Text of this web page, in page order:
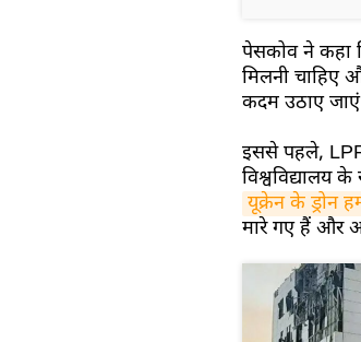
पेसकोव ने कहा
मिलनी चाहिए
कदम उठाए
इससे पहले,
विश्वविद्यालय
यूक्रेन के ड्रोन
मारे गए हैं और